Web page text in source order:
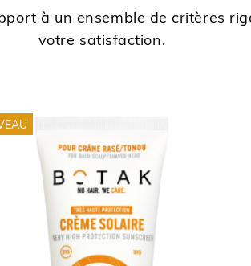
à un ensemble de critères
votre satisfaction.